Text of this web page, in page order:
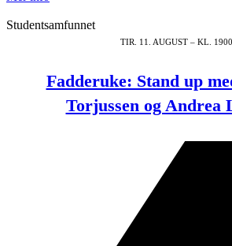
Studentsamfunnet
TIR. 11. AUGUST – KL. 1900
Fadderuke: Stand up
Torjussen og Andrea